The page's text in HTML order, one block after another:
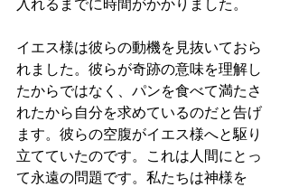
イエス様は彼らの動機を見抜いておら
れました。彼らが奇跡の意味を理解し
たからではなく、パンを食べて満たさ
れたから自分を求めているのだと告げ
ます。彼らの空腹がイエス様へと駆り
立てていたのです。これは人間にとっ
て永遠の問題です。私たちは神様を